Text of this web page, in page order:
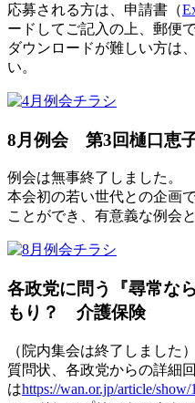
応募される方は、申請書（
ードしてご記入の上、郵便
ダウンロードが難しい方は
い。
8月例会 第3回樋口恵
例会は無事終了しました。
本会初の若い世代との企画
ことができ、有意義な例会
各政党に問う『尋常な
もり？ 介護保険
（院内集会は終了しました）
質問状、各政党からの詳細
はhttps://wan.or.jp/article/